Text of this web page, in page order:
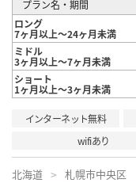
プラン名・期間
ロング
7ヶ月以上～24ヶ月未満
ミドル
3ヶ月以上～7ヶ月未満
ショート
1ヶ月以上～3ヶ月未満
インターネット無料
wifiあり
北海道 札幌市中央区